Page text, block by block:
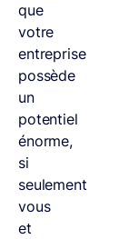
que
votre
entreprise
possède
un
potentiel
énorme,
si
seulement
vous
et